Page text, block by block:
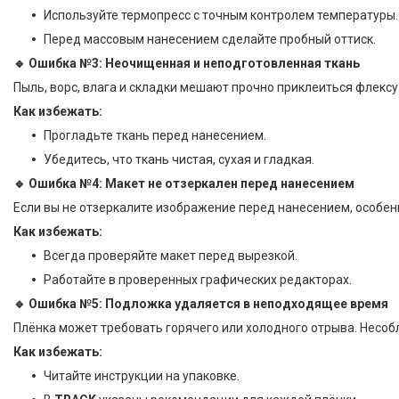
Используйте термопресс с точным контролем температуры.
Перед массовым нанесением сделайте пробный оттиск.
🔹 Ошибка №3: Неочищенная и неподготовленная ткань
Пыль, ворс, влага и складки мешают прочно приклеиться
Как избежать:
Прогладьте ткань перед нанесением.
Убедитесь, что ткань чистая, сухая и гладкая.
🔹 Ошибка №4: Макет не отзеркален перед нанесением
Если вы не отзеркалите изображение перед нанесением,
Как избежать:
Всегда проверяйте макет перед вырезкой.
Работайте в проверенных графических редакторах.
🔹 Ошибка №5: Подложка удаляется в неподходящее время
Плёнка может требовать горячего или холодного отрыва.
Как избежать:
Читайте инструкции на упаковке.